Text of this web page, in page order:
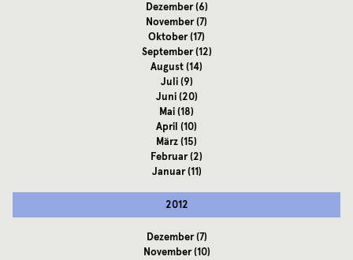
Dezember(6)
November(7)
Oktober(17)
September(12)
August(14)
Juli(9)
Juni(20)
Mai(18)
April (10)
März(15)
Februar(2)
Januar(11)
2012
Dezember(7)
November(10)